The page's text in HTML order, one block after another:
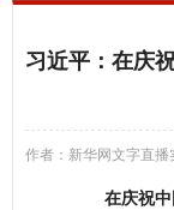
习近平：在庆
作者：新华网文字直播
在庆祝